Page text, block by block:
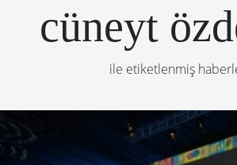
cüneyt
ile etiketlenmiş